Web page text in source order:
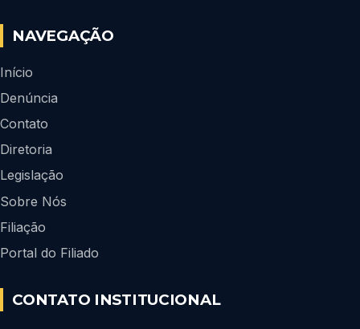
NAVEGAÇÃO
Início
Denúncia
Contato
Diretoria
Legislação
Sobre Nós
Filiação
Portal do Filiado
CONTATO INSTITUCIONAL